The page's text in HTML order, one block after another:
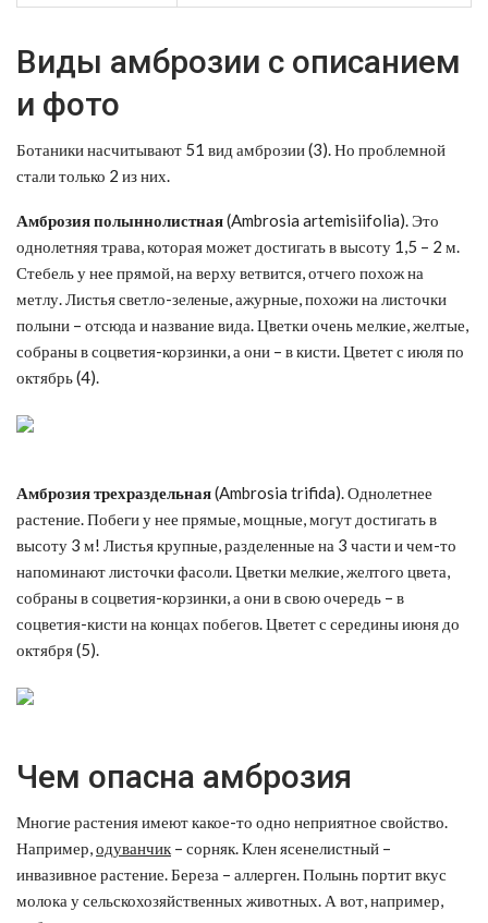
Виды амброзии с описанием
и фото
Ботаники насчитывают 51 вид амброзии (3). Но проблемной
стали только 2 из них.
Амброзия полыннолистная(Ambrosia artemisiifolia). Это
однолетняя трава, которая может достигать в высоту 1,5 – 2 м.
Стебель у нее прямой, на верху ветвится, отчего похож на
метлу. Листья светло-зеленые, ажурные, похожи на листочки
полыни – отсюда и название вида. Цветки очень мелкие, желтые,
собраны в соцветия-корзинки, а они – в кисти. Цветет с июля по
октябрь (4).
Амброзия трехраздельная(Ambrosia trifida). Однолетнее
растение. Побеги у нее прямые, мощные, могут достигать в
высоту 3 м! Листья крупные, разделенные на 3 части и чем-то
напоминают листочки фасоли. Цветки мелкие, желтого цвета,
собраны в соцветия-корзинки, а они в свою очередь – в
соцветия-кисти на концах побегов. Цветет с середины июня до
октября (5).
Чем опасна амброзия
Многие растения имеют какое-то одно неприятное свойство.
Например,одуванчик – сорняк. Клен ясенелистный –
инвазивное растение. Береза – аллерген. Полынь портит вкус
молока у сельскохозяйственных животных. А вот, например,